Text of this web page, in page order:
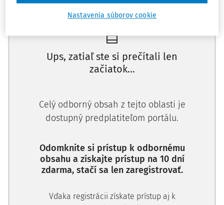
Ups, zatiaľ ste si prečítali len
začiatok...
Celý odborný obsah z tejto oblasti je
dostupný predplatiteľom portálu.
Odomknite si prístup k odbornému
obsahu a získajte prístup na 10 dní
zdarma, stačí sa len zaregistrovať.
Vďaka registrácii získate prístup aj k
Nastavenia súborov cookie